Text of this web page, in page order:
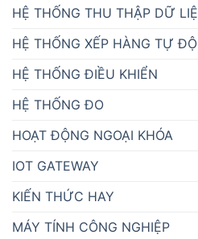
HỆ THỐNG THU THẬP DỮ
HỆ THỐNG XẾP HÀNG TỰ
HỆ THỐNG ĐIỀU KHIỂN
HỆ THỐNG ĐO
HOẠT ĐỘNG NGOẠI KHÓA
IOT GATEWAY
KIẾN THỨC HAY
MÁY TÍNH CÔNG NGHIỆP